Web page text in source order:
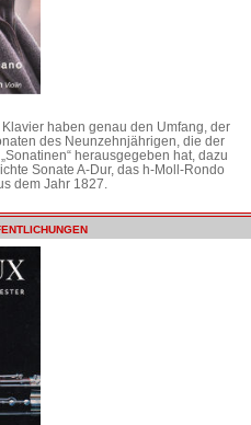
haben genau den Umfang, der
des Neunzehnjährigen, die der
herausgegeben hat, dazu
Sonate A-Dur, das h-Moll-Rondo
dem Jahr 1827.